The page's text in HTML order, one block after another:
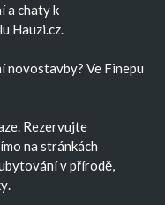
a chaty k
Hauzi.cz.
novostavby? Ve Finepu
. Rezervujte
na stránkách
v přírodě,